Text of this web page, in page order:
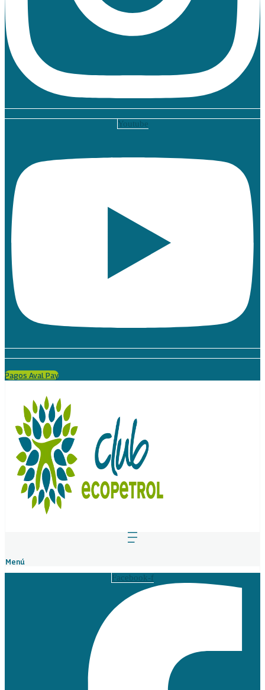
Youtube
Pagos Aval Pay
Menú
Facebook-f